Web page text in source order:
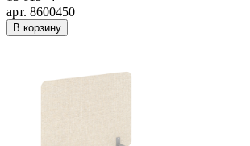
арт. 8600450
В корзину